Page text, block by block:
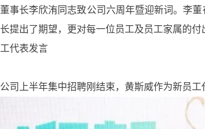
事长李欣洧同志致公司六周年暨迎新词。李
提出了期望，更对每一位员工及员工家属的付
代表发言
司上半年集中招聘刚结束，黄斯威作为新员工